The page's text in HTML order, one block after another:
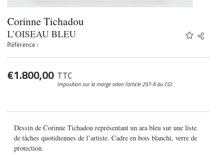
Corinne Tichadou
L’OISEAU BLEU
Référence :
Share
Twitter
€1.800,00 TTC
Imposition sur la margeselon l’article 297-A du CGI
Dessin de Corinne Tichadou représentant un ara bleu sur une liste
de tâches quotidiennes de l’artiste. Cadre en bois blanchi, verre de
protection.